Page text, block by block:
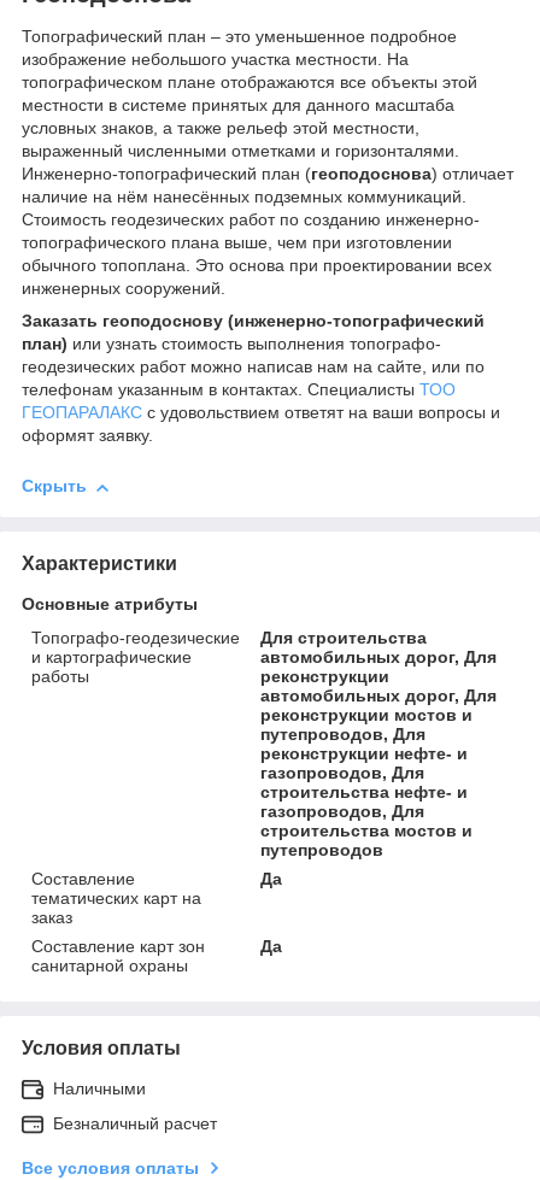
Топографический план – это уменьшенное подробное
изображение небольшого участка местности. На
топографическом плане отображаются все объекты этой
местности в системе принятых для данного масштаба
условных знаков, а также рельеф этой местности,
выраженный численными отметками и горизонталями.
Инженерно-топографический план (геоподоснова) отличает
наличие на нём нанесённых подземных коммуникаций.
Стоимость геодезических работ по созданию инженерно-
топографического плана выше, чем при изготовлении
обычного топоплана. Это основа при проектировании всех
инженерных сооружений.
Заказать геоподоснову (инженерно-топографический
план) или узнать стоимость выполнения топографо-
геодезических работ можно написав нам на сайте, или по
телефонам указанным в контактах. Специалисты ТОО
ГЕОПАРАЛАКС с удовольствием ответят на ваши вопросы и
оформят заявку.
Скрыть
Характеристики
Основные атрибуты
Топографо-геодезические
и картографические
работы
Для строительства
автомобильных дорог, Для
реконструкции
автомобильных дорог, Для
реконструкции мостов и
путепроводов, Для
реконструкции нефте- и
газопроводов, Для
строительства нефте- и
газопроводов, Для
строительства мостов и
путепроводов
Составление
тематических карт на
заказ
Да
Составление карт зон
санитарной охраны
Да
Условия оплаты
Наличными
Безналичный расчет
Все условия оплаты